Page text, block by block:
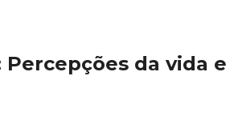
da vida e